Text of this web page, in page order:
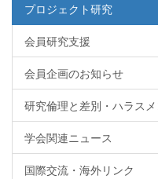
プロジェクト研究
会員研究支援
会員企画のお知らせ
研究倫理と差別・ハラス
学会関連ニュース
国際交流・海外リンク